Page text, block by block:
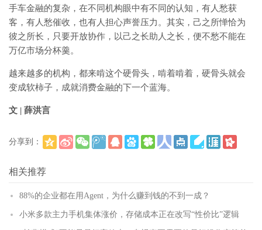
手车金融的复杂，在不同机构眼中有不同的认知，有人愁获
客，有人愁催收，也有人担心声誉压力。其实，己之所惮恰为
彼之所长，只要开放协作，以己之长助人之长，便不愁不能在
万亿市场分杯羹。
越来越多的机构，都来啃这个硬骨头，啃着啃着，硬骨头就会
变成软柿子，成就消费金融的下一个蓝海。
文 | 薛洪言
分享到：
相关推荐
88%的企业都在用Agent，为什么赚到钱的不到一成？
小米多款主力手机集体涨价，存储成本正在改写“性价比”逻辑